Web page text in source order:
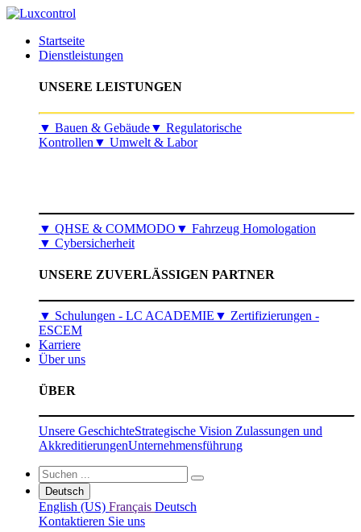
Startseite
Dienstleistungen
UNSERE LEISTUNGEN
​▼ Bauen & Gebäude▼ Regulatorische
Kontrollen ▼ Umwelt & Labor
▼ QHSE & COMMODO ▼ Fahrzeug Homologation
▼ Cybersicherheit
UNSERE ZUVERLÄSSIGEN PARTNER
▼ Schulungen - LC ACADEMIE ▼ Zertifizierungen -
ESCEM
Karriere
Über uns
ÜBER
Unsere GeschichteStrategische Vision Zulassungen und
AkkreditierungenUnternehmensführung
Deutsch
English (US) Français Deutsch
Kontaktieren Sie uns